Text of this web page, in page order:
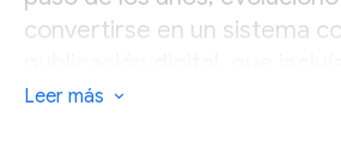
convertirse en un sistema
empresas de medios de
Leer más